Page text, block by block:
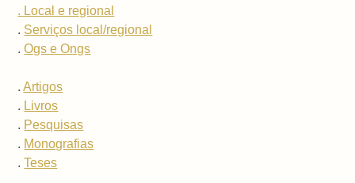
. Local e regional
. Serviços local/regional
.Ogs e Ongs
.Artigos
. Livros
. Pesquisas
. Monografias
.Teses